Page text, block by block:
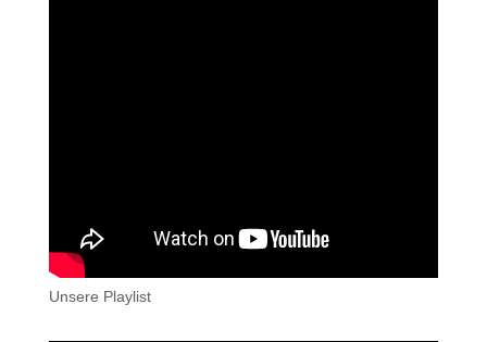
Unsere Playlist